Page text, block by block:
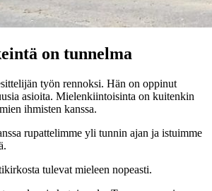
on tunnelma
työn rennoksi. Hän on oppinut
asioita. Mielenkiintoisinta on kuitenkin
ihmisten kanssa.
rupattelimme yli tunnin ajan ja istuimme
tulevat mieleen nopeasti.